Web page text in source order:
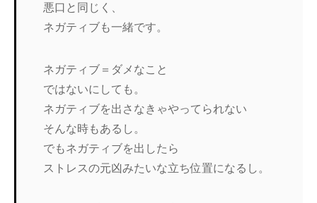
悪口と同じく、
ネガティブも一緒です。
ネガティブ＝ダメなこと
ではないにしても。
ネガティブを出さなきゃやってられない
そんな時もあるし。
でもネガティブを出したら
ストレスの元凶みたいな立ち位置になるし。